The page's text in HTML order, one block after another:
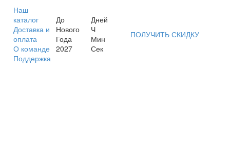
Наш
каталог
Доставка и
оплата
О команде
Поддержка
До
Нового
Года
2027
Дней
Ч
Мин
Сек
ПОЛУЧИТЬ СКИДКУ